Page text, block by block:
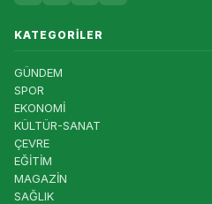
KATEGORILER
GÜNDEM
SPOR
EKONOMİ
KÜLTÜR-SANAT
ÇEVRE
EĞİTİM
MAGAZİN
SAĞLIK